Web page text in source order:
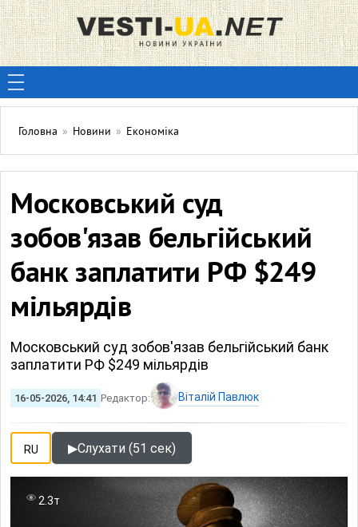
Головна » Новини » Економіка
Московський суд
зобов'язав бельгійський
банк заплатити РФ $249
мільярдів
Московський суд зобов'язав бельгійський банк
заплатити РФ $249 мільярдів
16-05-2026, 14:41 Редактор: Віталій Павлюк
RU ▶Слухати (51 сек)
2.3т